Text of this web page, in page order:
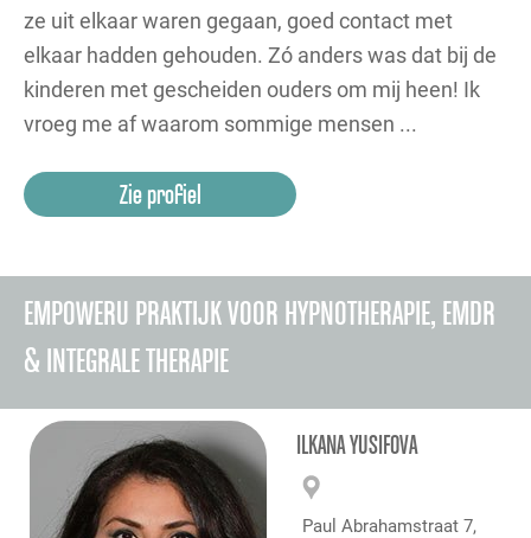
ze uit elkaar waren gegaan, goed contact met
elkaar hadden gehouden. Zó anders was dat bij de
kinderen met gescheiden ouders om mij heen! Ik
vroeg me af waarom sommige mensen ...
Zie profiel
EMPOWERU PRAKTIJK VOOR HYPNOTHERAPIE, EMDR
& INTEGRALE THERAPIE
ILKANA YUSIFOVA
Paul Abrahamstraat 7,